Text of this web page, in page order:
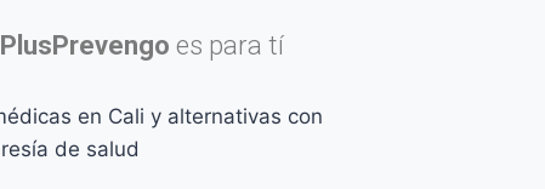
PlusPrevengo es para tí